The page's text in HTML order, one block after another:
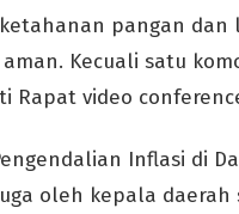
pangan dan
Kecuali satu
Rapat video
Inflasi di
oleh kepala